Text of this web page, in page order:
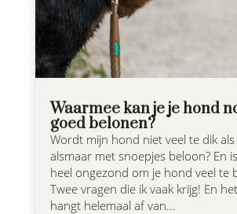
Waarmee kan je je hond
goed belonen?
Wordt mijn hond niet veel te dik als
alsmaar met snoepjes beloon? En
heel ongezond om je hond veel te
Twee vragen die ik vaak krijg! En
hangt helemaal af van...